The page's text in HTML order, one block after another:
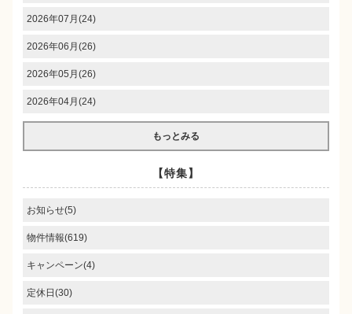
2026年07月(24)
2026年06月(26)
2026年05月(26)
2026年04月(24)
もっとみる
【特集】
お知らせ(5)
物件情報(619)
キャンペーン(4)
定休日(30)